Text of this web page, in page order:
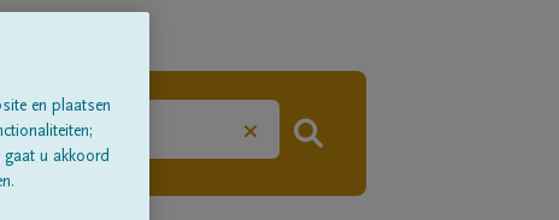
×
en plaatsen
gaat u akkoord